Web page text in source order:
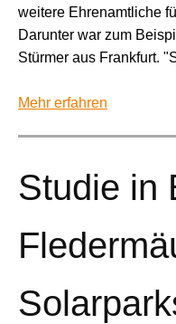
weitere Ehrenamtliche
Darunter war zum
Stürmer aus Frankfurt.
Mehr erfahren
Studie in